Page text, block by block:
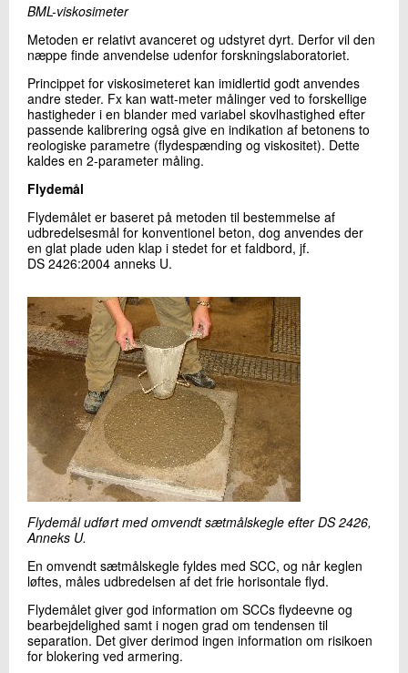
BML-viskosimeter
Metoden er relativt avanceret og udstyret dyrt. Derfor vil den
næppe finde anvendelse udenfor forskningslaboratoriet.
Princippet for viskosimeteret kan imidlertid godt anvendes
andre steder. Fx kan watt-meter målinger ved to forskellige
hastigheder i en blander med variabel skovlhastighed efter
passende kalibrering også give en indikation af betonens to
reologiske parametre (flydespænding og viskositet). Dette
kaldes en 2-parameter måling.
Flydemål
Flydemålet er baseret på metoden til bestemmelse af
udbredelsesmål for konventionel beton, dog anvendes der
en glat plade uden klap i stedet for et faldbord, jf.
DS 2426:2004 anneks U.
Flydemål udført med omvendt sætmålskegle efter DS 2426,
Anneks U.
En omvendt sætmålskegle fyldes med SCC, og når keglen
løftes, måles udbredelsen af det frie horisontale flyd.
Flydemålet giver god information om SCCs flydeevne og
bearbejdelighed samt i nogen grad om tendensen til
separation. Det giver derimod ingen information om risikoen
for blokering ved armering.